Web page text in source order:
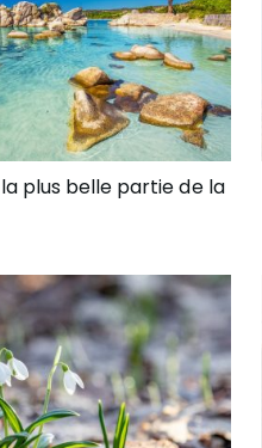
plus belle partie de la